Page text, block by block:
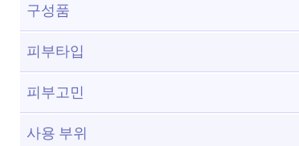
구성품
피부타입
피부고민
사용 부위